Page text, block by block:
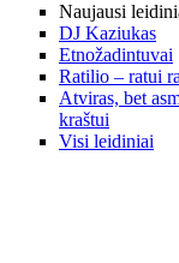
Naujausi
DJ Kaziukas
Etnožadintuvai
Ratilio – ratui
Atviras, bet
kraštui
Visi leidiniai